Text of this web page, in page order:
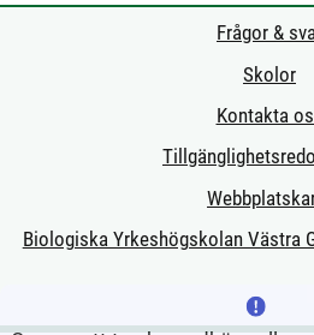
Frågor &
Skolor
Kontakta
Biologiska Yrkeshögskolan Västra